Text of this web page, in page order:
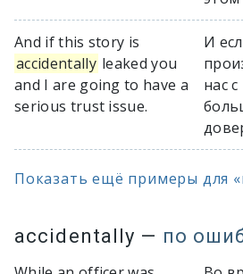
And if this story is
accidentally leaked you
and I are going to have a
serious trust issue.
И
нас
Показать ещё примеры для
accidentally — по